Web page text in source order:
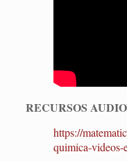
RECURSOS
https://
quimica-videos-